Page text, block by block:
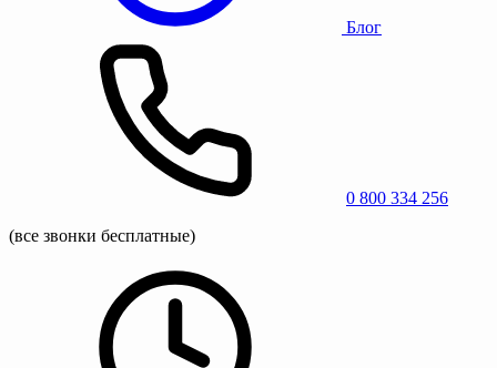
Блог
0 800 334 256
(все звонки бесплатные)